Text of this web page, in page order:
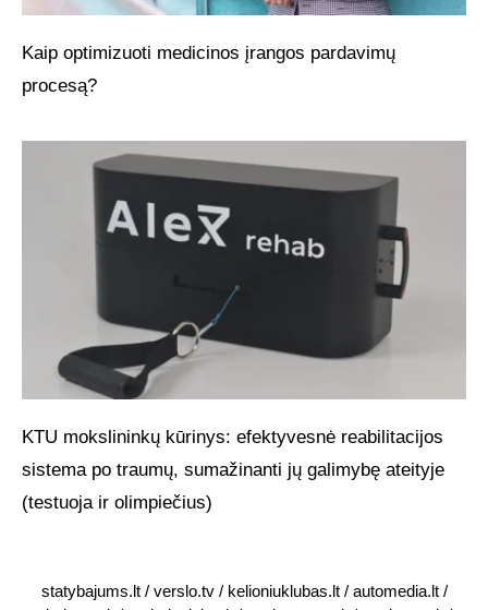
Kaip optimizuoti medicinos įrangos pardavimų
procesą?
KTU mokslininkų kūrinys: efektyvesnė reabilitacijos
sistema po traumų, sumažinanti jų galimybę ateityje
(testuoja ir olimpiečius)
statybajums.lt/ verslo.tv/ kelioniuklubas.lt/ automedia.lt/